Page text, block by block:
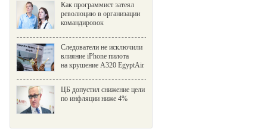
Как программист затеял
революцию в организации
командировок
Следователи не исключили
влияние iPhone пилота
на крушение A320 EgyptAir
ЦБ допустил снижение цели
по инфляции ниже 4%